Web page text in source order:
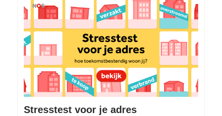
Stresstest voor je adres